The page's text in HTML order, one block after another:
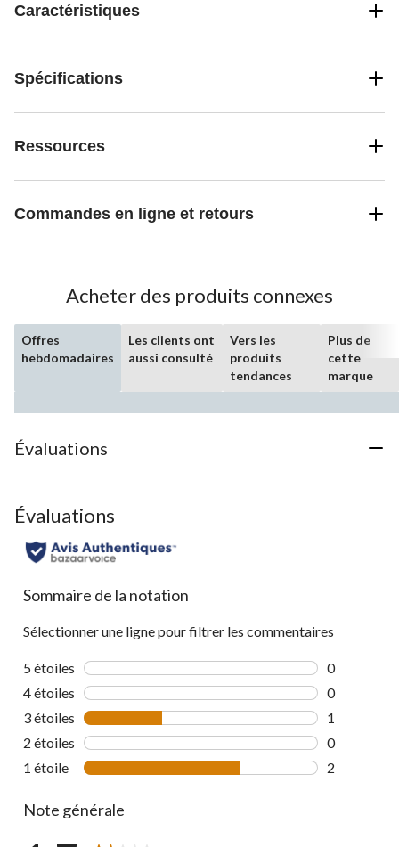
Caractéristiques
Spécifications
Ressources
Commandes en ligne et retours
Acheter des produits connexes
Offres
hebdomadaires
Les clients ont
aussi consulté
Vers les
produits
tendances
Plus de
cette
marque
Évaluations
Évaluations
Sommaire de la notation
Sélectionner une ligne pour filtrer les commentaires
5 étoiles étoiles
0
4 étoiles étoiles
0
3 étoiles étoiles
1
2 étoiles étoiles
0
1 étoile étoiles
2
Note générale